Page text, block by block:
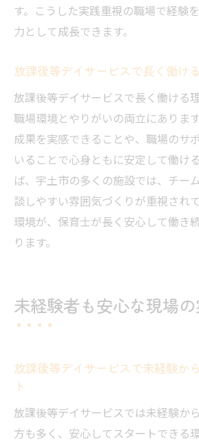
す。こうした実践重視の職場で経験
力として成長できます。
放課後等デイサービスで長く働け
放課後等デイサービスで長く働ける
職場環境とやりがいの両立にありま
成果を実感できることや、職場のサ
いることで心身ともに安定して働け
ば、宇土市の多くの施設では、チー
談しやすい雰囲気づくりが重視され
環境が、保育士が長く安心して働き
ります。
未経験者も安心な現場
放課後等デイサービスで未経験か
ト
放課後等デイサービスでは未経験か
方も多く、安心してスタートできる